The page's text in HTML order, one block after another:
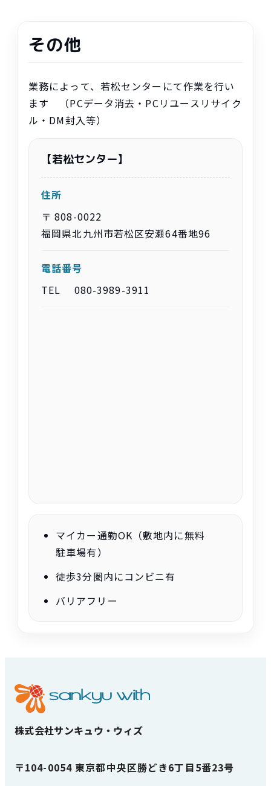
その他
業務によって、 若松センターにて作業を行い
ます （PCデータ消去 ・PCリユースリサイク
ル・DM封入等）
【若松センター】
住所
〒 808-0022
福岡県北九州市若松区安瀬64番地96
電話番号
TEL 080-3989-3911
マイカー通勤OK（敷地内に無料
駐車場有）
徒歩3分圏内にコンビニ有
バリアフリー
株式会社サンキュウ・ウィズ
〒104-0054 東京都中央区勝どき6丁目5番23号